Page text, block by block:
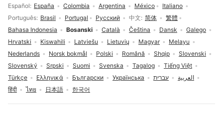
Español
España Colombia Argentina México
Italiano
Português Brasil Portugal Русский 中文 简体
繁體
Bahasa Indonesia
Bosanski Català Čeština Dansk
Galego
Hrvatski
Kiswahili Latviešu Lietuvių Magyar
Melayu
Nederlands
Norsk bokmål Polski Română Shqip
Slovenski
Slovenský
Srpski Suomi Svenska Tagalog
Tiếng Việt
Türkçe
Ελληνικά Български Українська עברית
العربية
हिंदी
ไทย 日本語 한국어